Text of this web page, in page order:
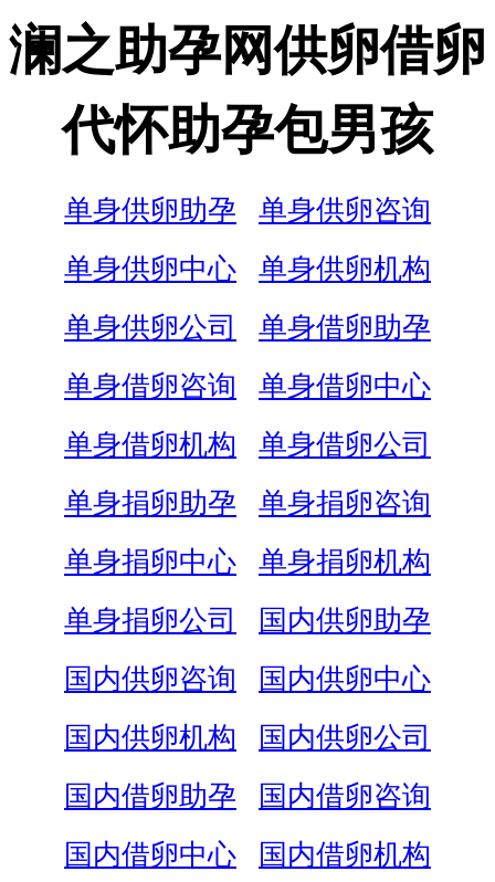
澜之助孕网供卵借卵
代怀助孕包男孩
单身供卵助孕
单身供卵咨询
单身供卵中心
单身供卵机构
单身供卵公司
单身借卵助孕
单身借卵咨询
单身借卵中心
单身借卵机构
单身借卵公司
单身捐卵助孕
单身捐卵咨询
单身捐卵中心
单身捐卵机构
单身捐卵公司
国内供卵助孕
国内供卵咨询
国内供卵中心
国内供卵机构
国内供卵公司
国内借卵助孕
国内借卵咨询
国内借卵中心
国内借卵机构